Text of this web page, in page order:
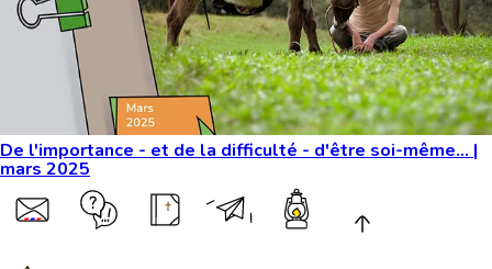
De l'importance - et de la difficulté - d'être soi-même... |
mars 2025